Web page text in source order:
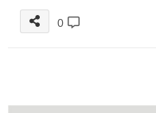
0